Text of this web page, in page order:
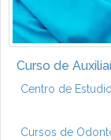
Curso de
Centro de
Cursos de